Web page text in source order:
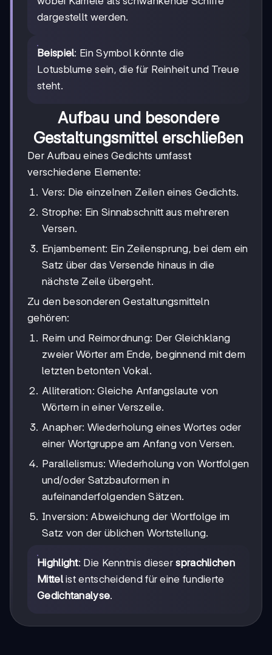
dargestellt werden.
Beispiel: Ein Symbol könnte die
Lotusblume sein, die für Reinheit und Treue
steht.
Aufbau und besondere
Gestaltungsmittel erschließen
Der Aufbau eines Gedichts umfasst
verschiedene Elemente:
Vers: Die einzelnen Zeilen eines Gedichts.
Strophe: Ein Sinnabschnitt aus mehreren
Versen.
Enjambement: Ein Zeilensprung, bei dem ein
Satz über das Versende hinaus in die
nächste Zeile übergeht.
Zu den besonderen Gestaltungsmitteln
gehören:
Reim und Reimordnung: Der Gleichklang
zweier Wörter am Ende, beginnend mit dem
letzten betonten Vokal.
Alliteration: Gleiche Anfangslaute von
Wörtern in einer Verszeile.
Anapher: Wiederholung eines Wortes oder
einer Wortgruppe am Anfang von Versen.
Parallelismus: Wiederholung von Wortfolgen
und/oder Satzbauformen in
aufeinanderfolgenden Sätzen.
Inversion: Abweichung der Wortfolge im
Satz von der üblichen Wortstellung.
Highlight: Die Kenntnis diesersprachlichen
Mittelist entscheidend für eine fundierte
Gedichtanalyse.